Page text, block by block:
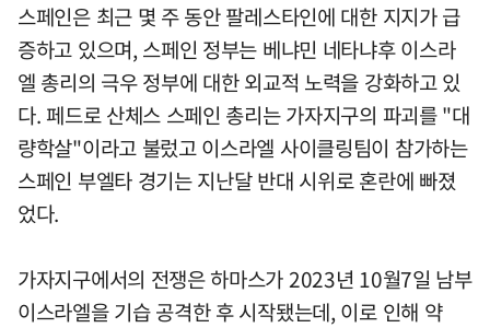
스페인은 최근 몇 주 동안 팔레스타인에 대한 지지가 급
증하고 있으며, 스페인 정부는 베냐민 네타냐후 이스라
엘 총리의 극우 정부에 대한 외교적 노력을 강화하고 있
다. 페드로 산체스 스페인 총리는 가자지구의 파괴를 "대
량학살"이라고 불렀고 이스라엘 사이클링팀이 참가하는
스페인 부엘타 경기는 지난달 반대 시위로 혼란에 빠졌
었다.
가자지구에서의 전쟁은 하마스가 2023년 10월7일 남부
이스라엘을 기습 공격한 후 시작됐는데, 이로 인해 약